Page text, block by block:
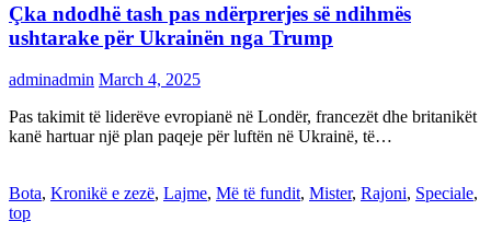
Çka ndodhë tash pas ndërprerjes së ndihmës
ushtarake për Ukrainën nga Trump
adminadmin March 4, 2025
Pas takimit të liderëve evropianë në Londër, francezët dhe britanikët
kanë hartuar një plan paqeje për luftën në Ukrainë, të…
Bota, Kronikë e zezë, Lajme, Më të fundit, Mister, Rajoni, Speciale,
top